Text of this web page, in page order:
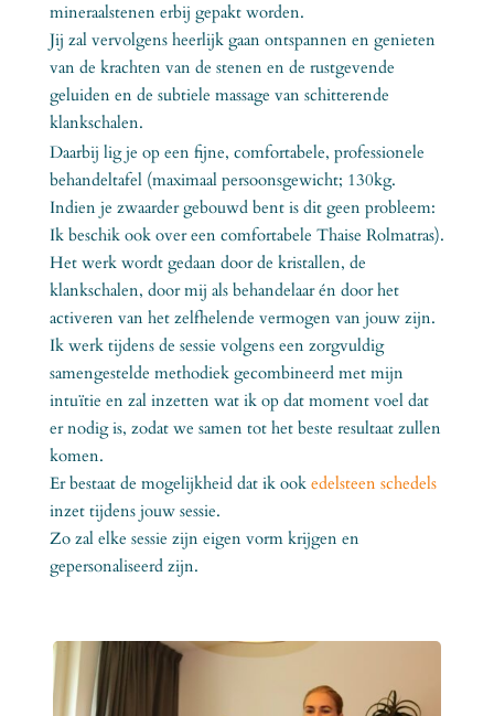
mineraalstenen erbij gepakt worden.
Jij zal vervolgens heerlijk gaan ontspannen en genieten
van de krachten van de stenen en de rustgevende
geluiden en de subtiele massage van schitterende
klankschalen.
Daarbij lig je op een fijne, comfortabele, professionele
behandeltafel (maximaal persoonsgewicht; 130kg.
Indien je zwaarder gebouwd bent is dit geen probleem:
Ik beschik ook over een comfortabele Thaise Rolmatras).
Het werk wordt gedaan door de kristallen, de
klankschalen, door mij als behandelaar én door het
activeren van het zelfhelende vermogen van jouw zijn.
Ik werk tijdens de sessie volgens een zorgvuldig
samengestelde methodiek gecombineerd met mijn
intuïtie en zal inzetten wat ik op dat moment voel dat
er nodig is, zodat we samen tot het beste resultaat zullen
komen.
Er bestaat de mogelijkheid dat ik ook edelsteen schedels
inzet tijdens jouw sessie.
Zo zal elke sessie zijn eigen vorm krijgen en
gepersonaliseerd zijn.